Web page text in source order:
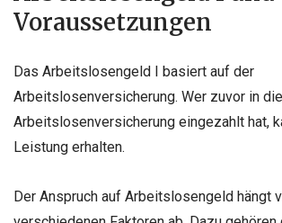
Voraussetzungen
Das Arbeitslosengeld I basiert auf der
Arbeitslosenversicherung. Wer zuvor in die
Arbeitslosenversicherung eingezahlt hat,
Leistung erhalten.
Der Anspruch auf Arbeitslosengeld hängt